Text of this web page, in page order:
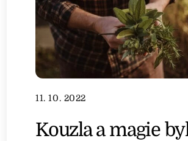
11. 10. 2022
Kouzla a magie